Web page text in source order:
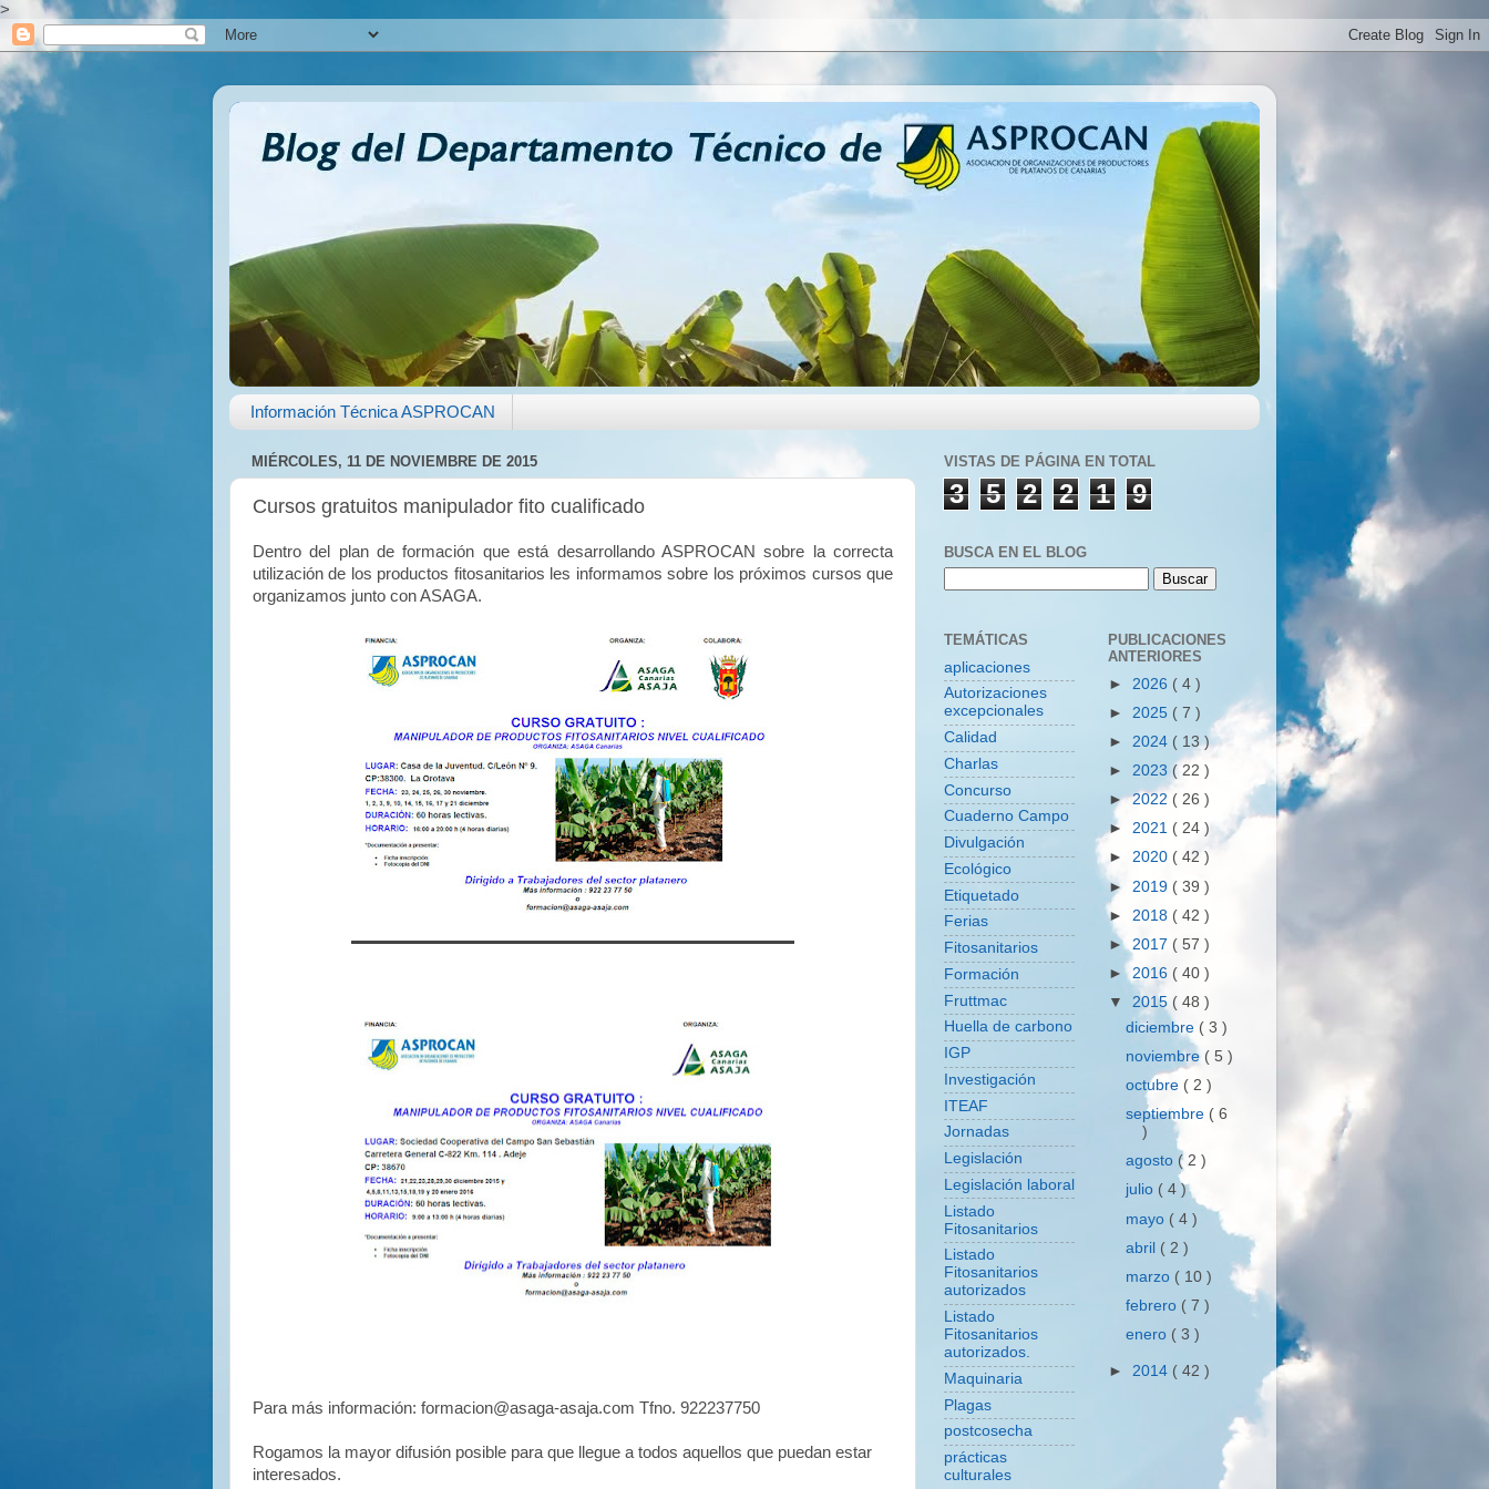
>
Información Técnica ASPROCAN
MIÉRCOLES, 11 DE NOVIEMBRE DE 2015
Cursos gratuitos manipulador fito cualificado
Dentro del plan de formación que está desarrollando ASPROCAN sobre la correcta
utilización de los productos fitosanitarios les informamos sobre los próximos cursos que
organizamos junto con ASAGA.
Para más información: formacion@asaga-asaja.com Tfno. 922237750
Rogamos la mayor difusión posible para que llegue a todos aquellos que puedan estar
interesados.
VISTAS DE PÁGINA EN TOTAL
3 5 2 2 1 9
BUSCA EN EL BLOG
TEMÁTICAS
aplicaciones
Autorizaciones
excepcionales
Calidad
Charlas
Concurso
Cuaderno Campo
Divulgación
Ecológico
Etiquetado
Ferias
Fitosanitarios
Formación
Fruttmac
Huella de carbono
IGP
Investigación
ITEAF
Jornadas
Legislación
Legislación laboral
Listado
Fitosanitarios
Listado
Fitosanitarios
autorizados
Listado
Fitosanitarios
autorizados.
Maquinaria
Plagas
postcosecha
prácticas
culturales
PUBLICACIONES
ANTERIORES
► 2026 ( 4 )
► 2025 ( 7 )
► 2024 ( 13 )
► 2023 ( 22 )
►2022 ( 26 )
► 2021 ( 24 )
► 2020 ( 42 )
► 2019 ( 39 )
► 2018 ( 42 )
► 2017 ( 57 )
► 2016 ( 40 )
▼ 2015 ( 48 )
diciembre ( 3 )
noviembre ( 5 )
octubre ( 2 )
septiembre ( 6
)
agosto ( 2 )
julio ( 4 )
mayo ( 4 )
abril ( 2 )
marzo ( 10 )
febrero ( 7 )
enero ( 3 )
► 2014 ( 42 )